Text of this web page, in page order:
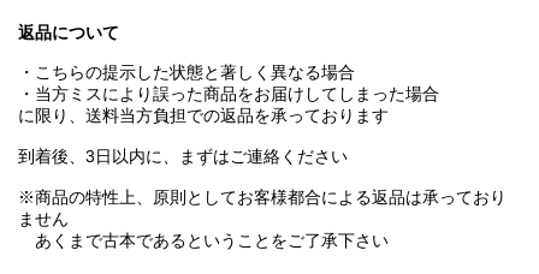
返品について
・こちらの提示した状態と著しく異なる場合
・当方ミスにより誤った商品をお届けしてしまった場合
に限り、送料当方負担での返品を承っております
到着後、3日以内に、まずはご連絡ください
※商品の特性上、原則としてお客様都合による返品は承っており
ません
あくまで古本であるということをご了承下さい